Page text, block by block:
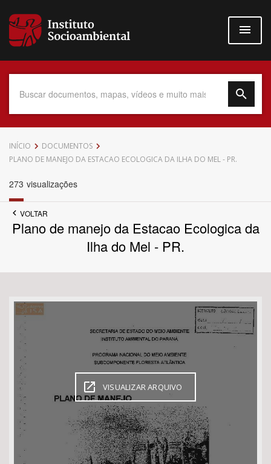
para
conteúdo
Data do Documento
Até
Bioma / Bacia
Tema
Subtema
Área de Levantamento
Área Protegida
INÍCIO
DOCUMENTOS
PLANO DE MANEJO DA ESTACAO ECOLOGICA DA ILHA DO MEL - PR.
273 visualizações
VOLTAR
Plano de manejo da Estacao Ecologica da
Ilha do Mel - PR.
VISUALIZAR ARQUIVO